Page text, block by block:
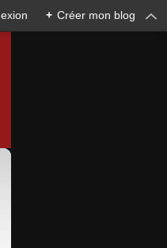
+ Créer mon blog